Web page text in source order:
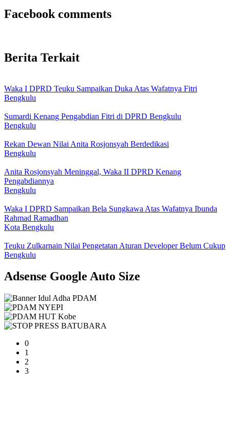
Facebook comments
Berita Terkait
Waka I DPRD Teuku Sampaikan Duka Atas Wafatnya Fitri
Bengkulu
Sumardi Kenang Pengabdian Fitri di DPRD Bengkulu
Bengkulu
Rekan Dewan Nilai Anita Rosjonsyah Berdedikasi
Bengkulu
Anita Rosjonsyah Meninggal, Waka II DPRD Kenang
Pengabdiannya
Bengkulu
Waka I DPRD Sampaikan Bela Sungkawa Atas Wafatnya Ibunda
Rahmad Ramadhan
Kota Bengkulu
Teuku Zulkarnain Nilai Pengetatan Aturan Developer Belum Cukup
Bengkulu
Adsense Google Auto Size
0
1
2
3